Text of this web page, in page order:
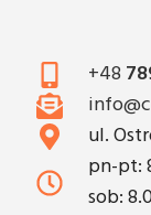
+48
ul.
pn-pt:
sob: